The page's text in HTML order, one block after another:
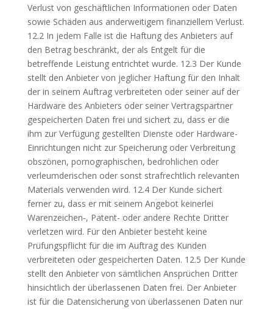
Verlust von geschäftlichen Informationen oder Daten
sowie Schäden aus anderweitigem finanziellem Verlust.
12.2 In jedem Falle ist die Haftung des Anbieters auf
den Betrag beschränkt, der als Entgelt für die
betreffende Leistung entrichtet wurde. 12.3 Der Kunde
stellt den Anbieter von jeglicher Haftung für den Inhalt
der in seinem Auftrag verbreiteten oder seiner auf der
Hardware des Anbieters oder seiner Vertragspartner
gespeicherten Daten frei und sichert zu, dass er die
ihm zur Verfügung gestellten Dienste oder Hardware-
Einrichtungen nicht zur Speicherung oder Verbreitung
obszönen, pornographischen, bedrohlichen oder
verleumderischen oder sonst strafrechtlich relevanten
Materials verwenden wird. 12.4 Der Kunde sichert
ferner zu, dass er mit seinem Angebot keinerlei
Warenzeichen‑, Patent- oder andere Rechte Dritter
verletzen wird. Für den Anbieter besteht keine
Prüfungspflicht für die im Auftrag des Kunden
verbreiteten oder gespeicherten Daten. 12.5 Der Kunde
stellt den Anbieter von sämtlichen Ansprüchen Dritter
hinsichtlich der überlassenen Daten frei. Der Anbieter
ist für die Datensicherung von überlassenen Daten nur